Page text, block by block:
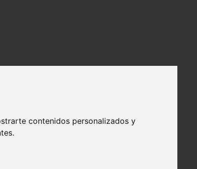
contenidos personalizados y